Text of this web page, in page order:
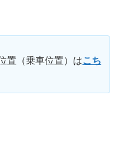
置（乗車位置）はこち